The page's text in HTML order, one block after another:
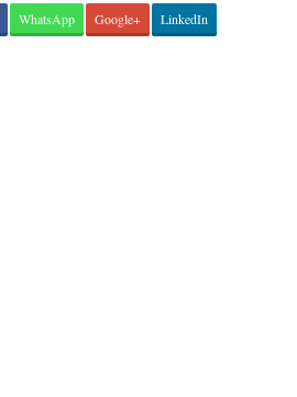
WhatsApp Google+ LinkedIn